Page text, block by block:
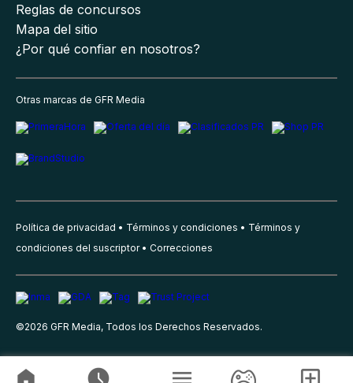
Reglas de concursos
Mapa del sitio
¿Por qué confiar en nosotros?
Otras marcas de GFR Media
Política de privacidad Términos y condiciones
Términos y
condiciones del suscriptor
Correcciones
©2026 GFR Media, Todos los Derechos Reservados.